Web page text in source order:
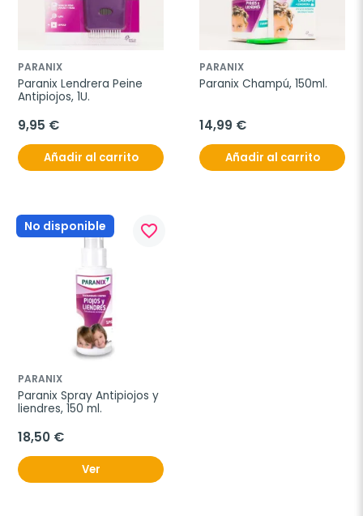
PARANIX
Paranix Lendrera Peine
Antipiojos, 1U.
9,95 €
Añadir al carrito
PARANIX
Paranix Champú, 150ml.
14,99 €
Añadir al carrito
No disponible favorite_border
PARANIX
Paranix Spray Antipiojos y
liendres, 150 ml.
18,50 €
Ver